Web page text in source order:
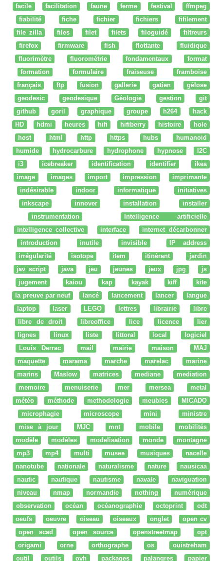
facile facilitation faune ferme festival
ffmpeg
fiabilité
fiche fichier fichiers
fifilement
file zilla
files filet filets filoguidé
filtreurs
firefox
firmware fish flottante
fluidique
fluorimètre
fluorométrie fondamentaux
format
formation
formulaire fraiseuse
framboise
français
ftp fusion gallerie gatien
gélose
geodesic
geodesique Géologie gestion
git
github
goril graphique groupe h264
hack
HD
hdmi heures hifi hifiberry histoire
hole
host
html http https hubs
humanoid
humide
hydrocarbure hydrophone hypnose
I2C
i3
icebreaker identification identifier
ikea
image
images import impression
imprimante
indésirable
indoor informatique
initiatives
inkscape
innover installation
installer
instrumentation
Intelligence artificielle
intelligence collective
interface
internet décarbonner
introduction
inutile invisible
IP address
irrégularité
isotope item itinérant
jardin
jav script
java jeu jeunes jeux jpg
js
jugement
kaiou kap kayak kiff
kite
la preuve par neuf
lancé lancement lancer
langue
laptop
laser LEGO lettres librairie
libre
libre de droit
libreoffice lice licence
lier
lignes
linux liste littoral local
logiciel
Louis Derrac
mail mairie maison
MAJ
maquette
marama marche marelac
marine
marins
Maslow matrices mediane
mediation
memoire
menuiserie mer mersea
metal
météo
méthode methodologie meubles
MICADO
microphagie
microscope mini
ministre
mise à jour
MJC mnt mobile
mobilités
modèle
modèles modelisation monde
montagne
mp3
mp4 multi musee musiques
nacelle
nanotube
nationale naturalisme nature
nausicaa
nautic
nautique nautisme navale
naviguation
niveau
nmap normandie nothing
numérique
observation
océan océanographie octoprint
odt
oeufs
oeuvre oiseau oiseaux onglet
open cv
open scad
open source openstreetmap
opt
origami
orne orthographe os
ouistreham
outil
outils ovh packages palangres
papier